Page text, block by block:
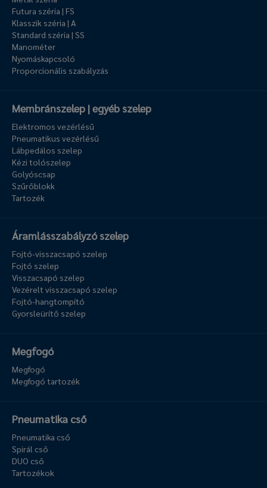
Futura széria | FS
Klasszik széria | A
Standard széria | SS
Manométer
Nyomáskapcsoló
Proporcionális szabályzás
Membránszelep | egyéb szelep
Elektromos vezérlésű
Pneumatikus vezérlésű
Lábpedálos szelep
Kézi tolószelep
Golyóscsap
Szűrőblokk
Tartozék
Áramlásszabályzó szelep
Fojtó-visszacsapó szelep
Fojtó szelep
Visszacsapó szelep
Vezérelt visszacsapó szelep
Fojtó-hangtompító
Gyorsleürítő szelep
Megfogó
Megfogó
Megfogó tartozék
Pneumatika cső
Pneumatika cső
Spirál cső
DUO cső
Tartozékok